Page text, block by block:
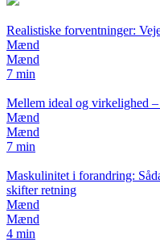
Realistiske forventninger:
Mænd
Mænd
7 min
Mellem ideal og virkelighed
Mænd
Mænd
7 min
Maskulinitet i forandring:
skifter retning
Mænd
Mænd
4 min